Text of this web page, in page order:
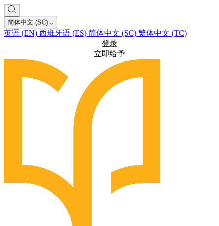
简体中文 (SC)
英语 (EN) 西班牙语 (ES) 简体中文 (SC) 繁体中文 (TC)
登录
立即给予